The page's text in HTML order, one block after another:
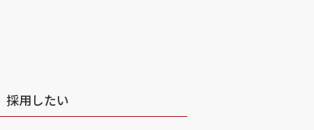
採用したい